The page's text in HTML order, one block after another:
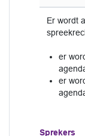
Er wordt
er
er
Sprekers